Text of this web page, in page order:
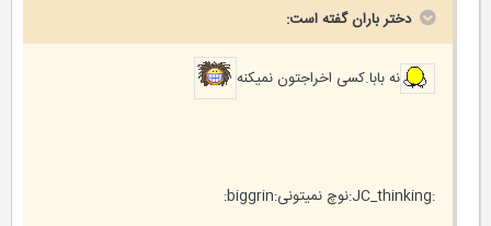
دختر باران گفته است:
نه بابا.کسی اخراجتون نمیکنه